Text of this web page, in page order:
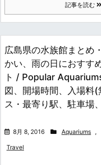
記事を読む
広島県の水族館まとめ
かい、雨の日におすす
ト / Popular
図、開場時間、入場料
ス・最寄り駅、駐車場
8月 8, 2016 Aquariums ,
Travel